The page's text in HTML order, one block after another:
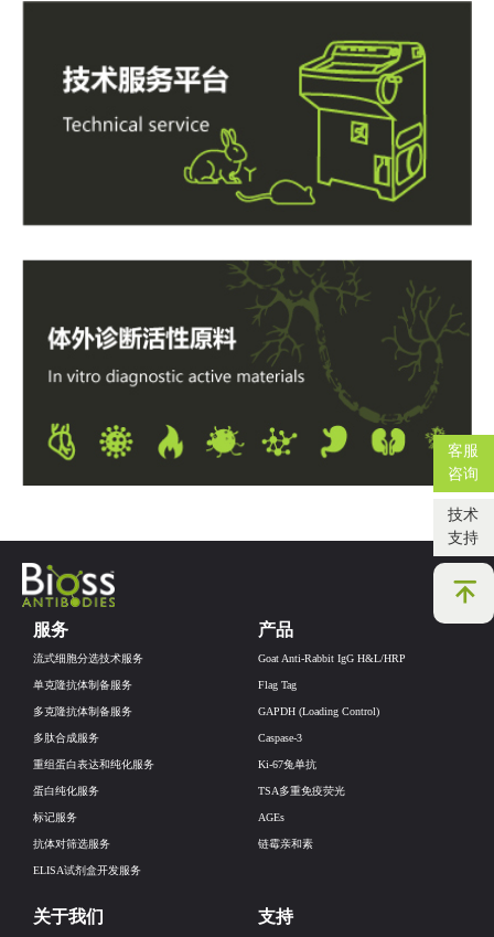
客服
咨询
技术
支持
产品
Goat Anti-Rabbit IgG H&L/HRP
Flag Tag
GAPDH (Loading Control)
Caspase-3
Ki-67兔单抗
TSA多重免疫荧光
AGEs
链霉亲和素
服务
流式细胞分选技术服务
单克隆抗体制备服务
多克隆抗体制备服务
多肽合成服务
重组蛋白表达和纯化服务
蛋白纯化服务
标记服务
抗体对筛选服务
ELISA试剂盒开发服务
支持
关于我们